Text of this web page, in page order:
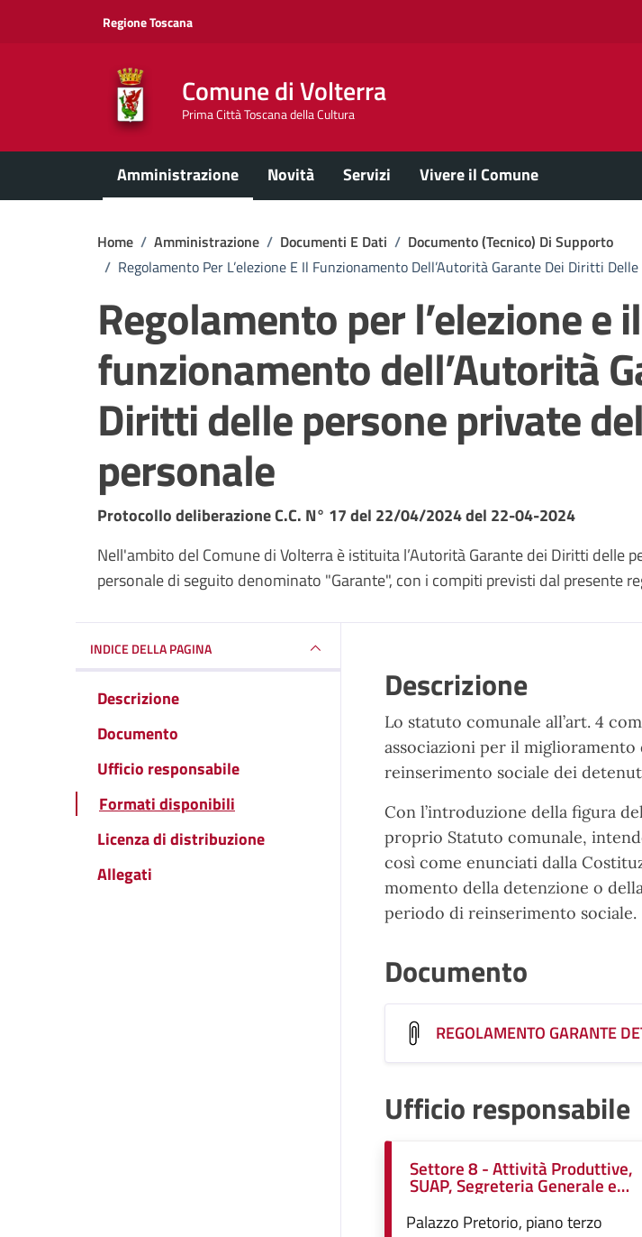
Regione Toscana
Comune di Volterra
Prima Città Toscana della Cultura
Amministrazione Novità Servizi Vivere il Comune
Home / Amministrazione / Documenti E Dati / Documento (tecnico) Di Supporto
/ Regolamento Per L’elezione E Il Funzionamento Dell’Autorità Garante Dei Diritti
Regolamento per l’elezione e il
funzionamento dell’Autorità
Diritti delle persone private
personale
Dettagli del documento
Protocollo deliberazione C.C. N° 17 del 22/04/2024 del 22-04-2024
Nell'ambito del Comune di Volterra è istituita l’Autorità Garante dei Diritti delle
personale di seguito denominato "Garante", con i compiti previsti dal presente
INDICE DELLA PAGINA
Descrizione
Documento
Ufficio responsabile
Formati disponibili
Licenza di distribuzione
Allegati
Descrizione
Lo statuto comunale all’art. 4
associazioni per il
reinserimento sociale dei
Con l’introduzione della figura
proprio Statuto comunale,
così come enunciati dalla
momento della detenzione o
periodo di reinserimento sociale.
Documento
REGOLAMENTO GARANTE
Ufficio responsabile
Settore 8 - Attività Produttive,
SUAP, Segreteria Generale e
Istituzionale, Protocollo, Tutela
e Benessere degli Animali,
Palazzo Pretorio, piano terzo